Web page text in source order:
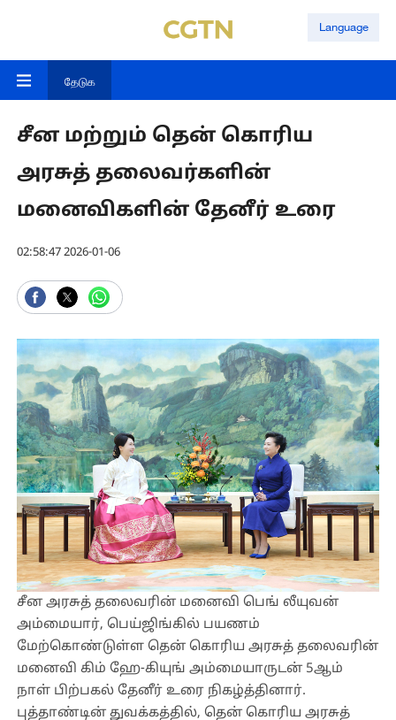
Language
தேடுக
சீன மற்றும் தென் கொரிய
அரசுத் தலைவர்களின்
மனைவிகளின் தேனீர் உரை
02:58:47 2026-01-06
சீன அரசுத் தலைவரின் மனைவி பெங் லீயுவன்
அம்மையார், பெய்ஜிங்கில் பயணம்
மேற்கொண்டுள்ள தென் கொரிய அரசுத் தலைவரின்
மனைவி கிம் ஹே-கியுங் அம்மையாருடன் 5ஆம்
நாள் பிற்பகல் தேனீர் உரை நிகழ்த்தினார்.
புத்தாண்டின் துவக்கத்தில், தென் கொரிய அரசுத்